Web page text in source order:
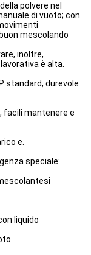
polvere nel
di vuoto; con
mescolando
inoltre,
è alta.
standard, durevole
facili mantenere e
e.
speciale:
liquido